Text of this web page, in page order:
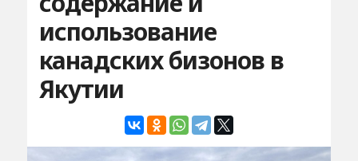
использование
канадских бизонов в
Якутии